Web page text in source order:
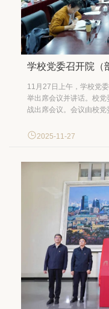
学校党委召开院（
11月27日上午，学校党
举出席会议并讲话。校
战出席会议。会议由校党委副书记
求：一是要切实提高政治
2025-11-27